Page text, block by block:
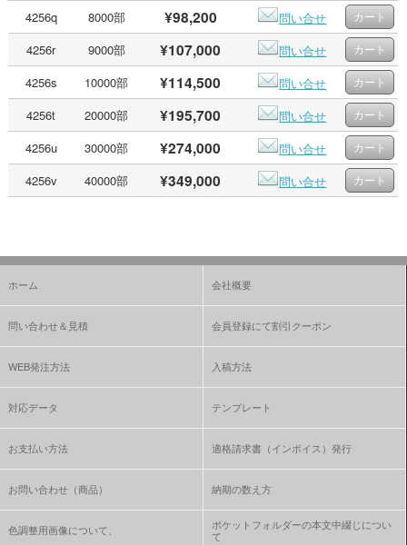
4256q
8000部 ¥98,200
問い合せ
4256r
9000部 ¥107,000
問い合せ
4256s
10000部 ¥114,500
問い合せ
4256t
20000部 ¥195,700
問い合せ
4256u
30000部 ¥274,000
問い合せ
4256v
40000部 ¥349,000 問い合せ
ホーム 会社概要
問い合わせ＆見積 会員登録にて割引クーポン
WEB発注方法 入稿方法
対応データ テンプレート
お支払い方法 適格請求書（インボイス）発行
お問い合わせ（商品） 納期の数え方
色調整用画像について、
ポケットフォルダーの本文中綴じについ
て